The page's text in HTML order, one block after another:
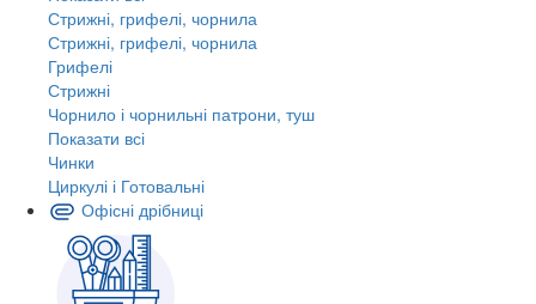
Стрижні, грифелі, чорнила
Стрижні, грифелі, чорнила
Грифелі
Стрижні
Чорнило і чорнильні патрони, туш
Показати всі
Чинки
Циркулі і Готовальні
Офісні дрібниці